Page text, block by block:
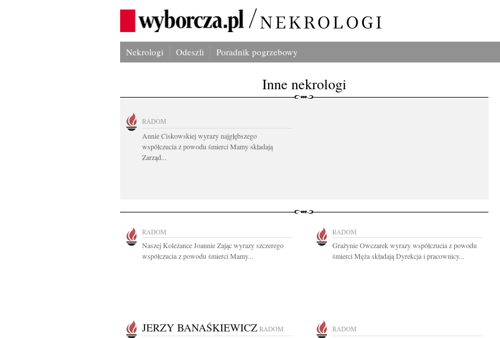
Nekrologi Odeszli Poradnik pogrzebowy
Inne nekrologi
RADOM
Annie Ciskowskiej wyrazy najgłębszego
współczucia z powodu śmierci Mamy składają
Zarząd...
RADOM
Naszej Koleżance Joannie Zając wyrazy szczerego
współczucia z powodu śmierci Mamy...
RADOM
Grażynie Owczarek wyrazy współczucia z powodu
śmierci Męża składają Dyrekcja i pracownicy...
JERZY BANAŚKIEWICZ RADOM RADOM